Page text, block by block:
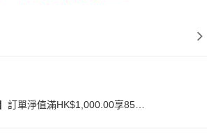
訂單淨值滿HK$1,000.00享85